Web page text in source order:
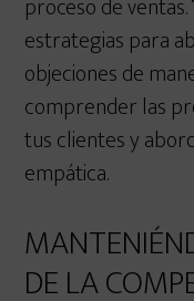
estrategias para
objeciones de
comprender las
tus clientes y
empática.
DE LA